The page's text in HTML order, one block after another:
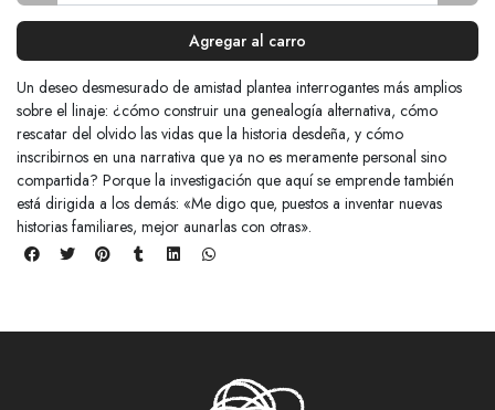
Agregar al carro
Un deseo desmesurado de amistad plantea interrogantes más amplios
sobre el linaje: ¿cómo construir una genealogía alternativa, cómo
rescatar del olvido las vidas que la historia desdeña, y cómo
inscribirnos en una narrativa que ya no es meramente personal sino
compartida? Porque la investigación que aquí se emprende también
está dirigida a los demás: «Me digo que, puestos a inventar nuevas
historias familiares, mejor aunarlas con otras».